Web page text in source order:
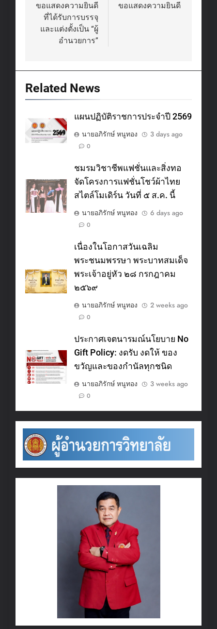
navigation
ขอแสดงความยินดี
ที่ได้รับการบรรจุ
และแต่งตั้งเป็น “ผู้
อำนวยการ”
ขอแสดงความยินดี
Related News
แผนปฏิบัติราชการประจำปี 2569
นายอภิรักษ์ หนูทอง
3 days ago
0
ชมรมวิชาชีพแฟชั่นและสิ่งทอ
จัดโครงการแฟชั่นโชว์ผ้าไทย
สไตล์โมเดิร์น วันที่ ๕ ส.ค. นี้
นายอภิรักษ์ หนูทอง
6 days ago
0
เนื่องในโอกาสวันเฉลิม
พระชนมพรรษา พระบาทสมเด็จ
พระเจ้าอยู่หัว ๒๘ กรกฎาคม
๒๕๖๙
นายอภิรักษ์ หนูทอง
2 weeks ago
0
ประกาศเจตนารมณ์นโยบาย No
Gift Policy: งดรับ งดให้ ของ
ขวัญและของกำนัลทุกชนิด
นายอภิรักษ์ หนูทอง
3 weeks ago
0